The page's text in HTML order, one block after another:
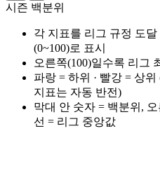
시즌 백분위
각 지표를 리그 규정 도
(0~100)로 표시
오른쪽(100)일수록 리그
파랑 = 하위 · 빨강 = 상
지표는 자동 반전)
막대 안 숫자 = 백분위,
선 = 리그 중앙값